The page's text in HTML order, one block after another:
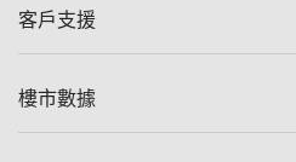
人才招募
一手新盤
減價
客戶支援
自助放盤
樓市數據